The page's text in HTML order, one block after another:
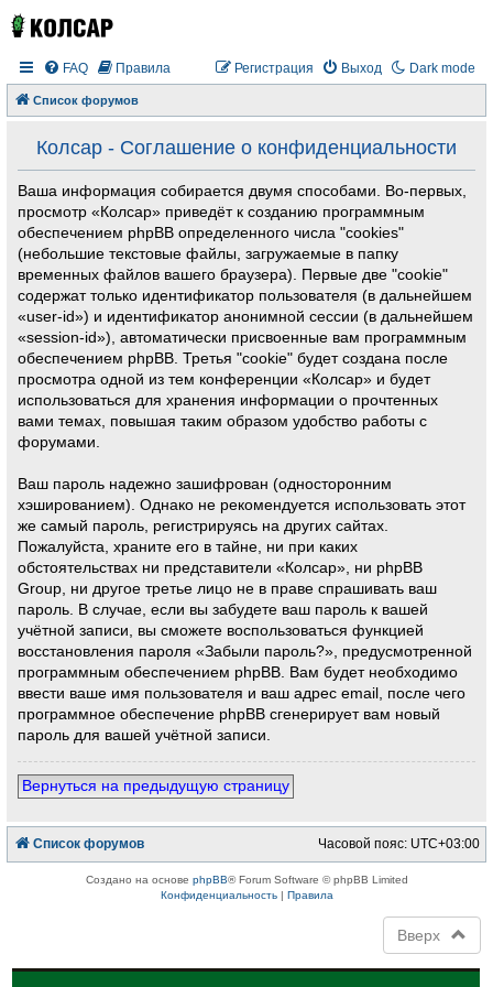
Dark mode
FAQ Правила Выход
Регистрация
Список форумов
Колсар - Соглашение о конфиденциальности
Ваша информация собирается двумя способами. Во-первых,
просмотр «Колсар» приведёт к созданию программным
обеспечением phpBB определенного числа "cookies"
(небольшие текстовые файлы, загружаемые в папку
временных файлов вашего браузера). Первые две "cookie"
содержат только идентификатор пользователя (в дальнейшем
«user-id») и идентификатор анонимной сессии (в дальнейшем
«session-id»), автоматически присвоенные вам программным
обеспечением phpBB. Третья "cookie" будет создана после
просмотра одной из тем конференции «Колсар» и будет
использоваться для хранения информации о прочтенных
вами темах, повышая таким образом удобство работы с
форумами.
Ваш пароль надежно зашифрован (односторонним
хэшированием). Однако не рекомендуется использовать этот
же самый пароль, регистрируясь на других сайтах.
Пожалуйста, храните его в тайне, ни при каких
обстоятельствах ни представители «Колсар», ни phpBB
Group, ни другое третье лицо не в праве спрашивать ваш
пароль. В случае, если вы забудете ваш пароль к вашей
учётной записи, вы сможете воспользоваться функцией
восстановления пароля «Забыли пароль?», предусмотренной
программным обеспечением phpBB. Вам будет необходимо
ввести ваше имя пользователя и ваш адрес email, после чего
программное обеспечение phpBB сгенерирует вам новый
пароль для вашей учётной записи.
Вернуться на предыдущую страницу
Список форумов Часовой пояс: UTC+03:00
Создано на основе phpBB® Forum Software © phpBB Limited
Конфиденциальность| Правила
Вверх